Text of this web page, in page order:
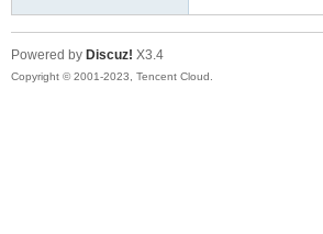
Bo
Powered by Discuz! X3.4
Copyright © 2001-2023, Tencent Cloud.